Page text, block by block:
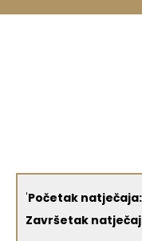
'Početak natječaja:
Završetak